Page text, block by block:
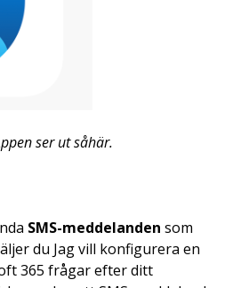
ser ut såhär.
SMS-meddelanden som
du Jag vill konfigurera en
365 frågar efter ditt